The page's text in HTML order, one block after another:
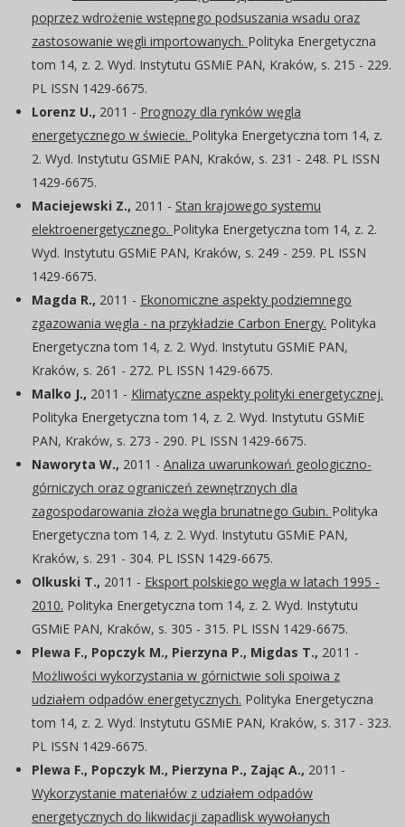
poprzez wdrożenie wstępnego podsuszania wsadu oraz
zastosowanie węgli importowanych. Polityka Energetyczna
tom 14, z. 2. Wyd. Instytutu GSMiE PAN, Kraków, s. 215 - 229.
PL ISSN 1429-6675.
Lorenz U., 2011 - Prognozy dla rynków węgla
energetycznego w świecie. Polityka Energetyczna tom 14, z.
2. Wyd. Instytutu GSMiE PAN, Kraków, s. 231 - 248. PL ISSN
1429-6675.
Maciejewski Z., 2011 - Stan krajowego systemu
elektroenergetycznego. Polityka Energetyczna tom 14, z. 2.
Wyd. Instytutu GSMiE PAN, Kraków, s. 249 - 259. PL ISSN
1429-6675.
Magda R., 2011 - Ekonomiczne aspekty podziemnego
zgazowania węgla - na przykładzie Carbon Energy. Polityka
Energetyczna tom 14, z. 2. Wyd. Instytutu GSMiE PAN,
Kraków, s. 261 - 272. PL ISSN 1429-6675.
Malko J., 2011 - Klimatyczne aspekty polityki energetycznej.
Polityka Energetyczna tom 14, z. 2. Wyd. Instytutu GSMiE
PAN, Kraków, s. 273 - 290. PL ISSN 1429-6675.
Naworyta W., 2011 - Analiza uwarunkowań geologiczno-
górniczych oraz ograniczeń zewnętrznych dla
zagospodarowania złoża węgla brunatnego Gubin. Polityka
Energetyczna tom 14, z. 2. Wyd. Instytutu GSMiE PAN,
Kraków, s. 291 - 304. PL ISSN 1429-6675.
Olkuski T., 2011 - Eksport polskiego węgla w latach 1995 -
2010. Polityka Energetyczna tom 14, z. 2. Wyd. Instytutu
GSMiE PAN, Kraków, s. 305 - 315. PL ISSN 1429-6675.
Plewa F., Popczyk M., Pierzyna P., Migdas T., 2011 -
Możliwości wykorzystania w górnictwie soli spoiwa z
udziałem odpadów energetycznych. Polityka Energetyczna
tom 14, z. 2. Wyd. Instytutu GSMiE PAN, Kraków, s. 317 - 323.
PL ISSN 1429-6675.
Plewa F., Popczyk M., Pierzyna P., Zając A., 2011 -
Wykorzystanie materiałów z udziałem odpadów
energetycznych do likwidacji zapadlisk wywołanych